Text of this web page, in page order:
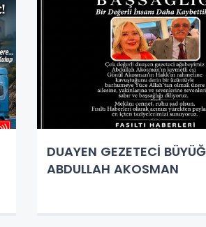
DUAYEN GEZETECİ
ABDULLAH AKOSMAN